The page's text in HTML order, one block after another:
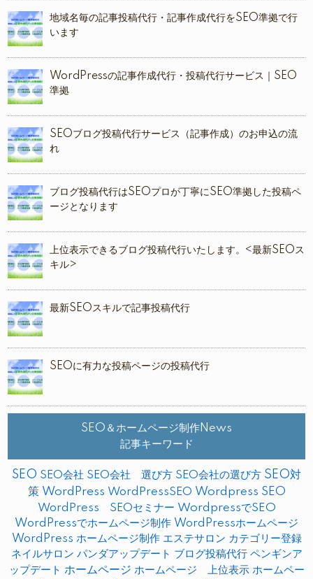
地域名毎の記事投稿代行・記事作成代行をSEO準拠で行
います
WordPressの記事作成代行・投稿代行サービス｜SEO
準拠
SEOブログ投稿代行サービス（記事作成）のお申込の流
れ
ブログ投稿代行はSEOプロが丁寧にSEO準拠した投稿ペ
ージとなります
上位表示できるブログ投稿代行いたします。<最新SEOス
キル>
最新SEOスキルで記事投稿代行
SEOに有力な投稿ページの投稿代行
SEO＆ホームページ制作News
記事キーワード
SEO SEO会社 SEO会社 選び方 SEO会社の選び方 SEO対
策 WordPress WordPressSEO Wordpress SEO
WordPress SEOセミナー WordpressでSEO
WordPressでホームページ制作 WordPressホームページ
WordPress ホームページ制作 エステサロン カテゴリー登録
ネイルサロン パンダアップデート ブログ投稿代行 ペンギンア
ップデート ホームページ ホームページ 上位表示 ホームペー